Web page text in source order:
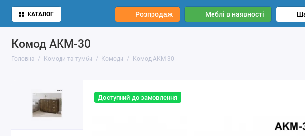
КАТАЛОГ Розпродаж Меблі в наявності
Комод АКМ-30
Головна Комоди та тумби Комоди Комод АКМ-30
Доступний до замовлення